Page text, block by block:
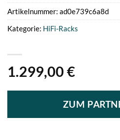
1.299,00 €
ZUM
Artikelnummer: ad0e739c6a8d
Kategorie: HiFi-Racks